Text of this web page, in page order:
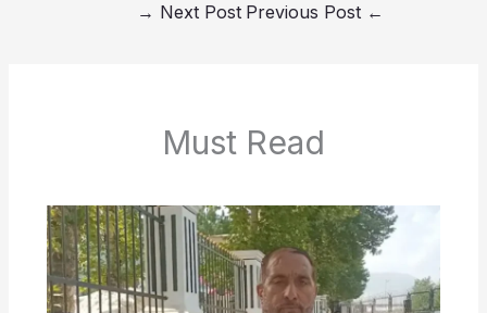
←
Next Post
→
Must Read